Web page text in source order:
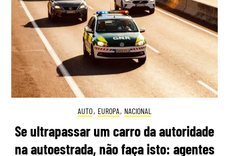
AUTO, EUROPA, NACIONAL
Se ultrapassar um carro da autoridade
na autoestrada, não faça isto: agentes